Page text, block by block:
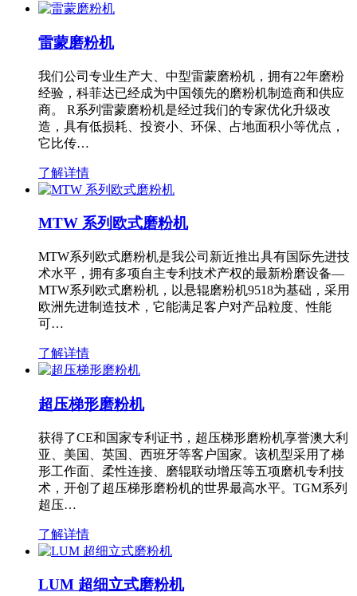
雷蒙磨粉机
我们公司专业生产大、中型雷蒙磨粉机，拥有22年磨粉
经验，科菲达已经成为中国领先的磨粉机制造商和供应
商。 R系列雷蒙磨粉机是经过我们的专家优化升级改
造，具有低损耗、投资小、环保、占地面积小等优点，
它比传…
了解详情
MTW 系列欧式磨粉机
MTW系列欧式磨粉机是我公司新近推出具有国际先进技
术水平，拥有多项自主专利技术产权的最新粉磨设备—
MTW系列欧式磨粉机，以悬辊磨粉机9518为基础，采用
欧洲先进制造技术，它能满足客户对产品粒度、性能
可…
了解详情
超压梯形磨粉机
获得了CE和国家专利证书，超压梯形磨粉机享誉澳大利
亚、美国、英国、西班牙等客户国家。该机型采用了梯
形工作面、柔性连接、磨辊联动增压等五项磨机专利技
术，开创了超压梯形磨粉机的世界最高水平。TGM系列
超压…
了解详情
LUM 超细立式磨粉机